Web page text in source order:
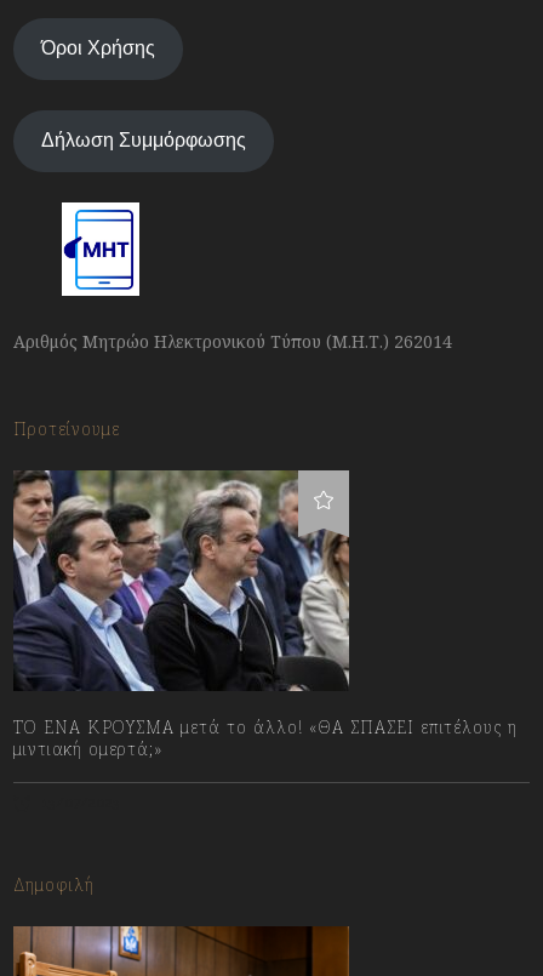
Όροι Χρήσης
Δήλωση Συμμόρφωσης
Αριθμός Μητρώο Ηλεκτρονικού Τύπου (Μ.Η.Τ.) 262014
Προτείνουμε
ΤΟ ΕΝΑ ΚΡΟΥΣΜΑ μετά το άλλο! «ΘΑ ΣΠΑΣΕΙ επιτέλους η
μιντιακή ομερτά;»
Δημοφιλή